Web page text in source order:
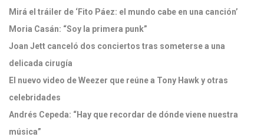
Mirá el tráiler de ‘Fito Páez: el mundo cabe en una canción’
Moria Casán: “Soy la primera punk”
Joan Jett canceló dos conciertos tras someterse a una
delicada cirugía
El nuevo video de Weezer que reúne a Tony Hawk y otras
celebridades
Andrés Cepeda: “Hay que recordar de dónde viene nuestra
música”